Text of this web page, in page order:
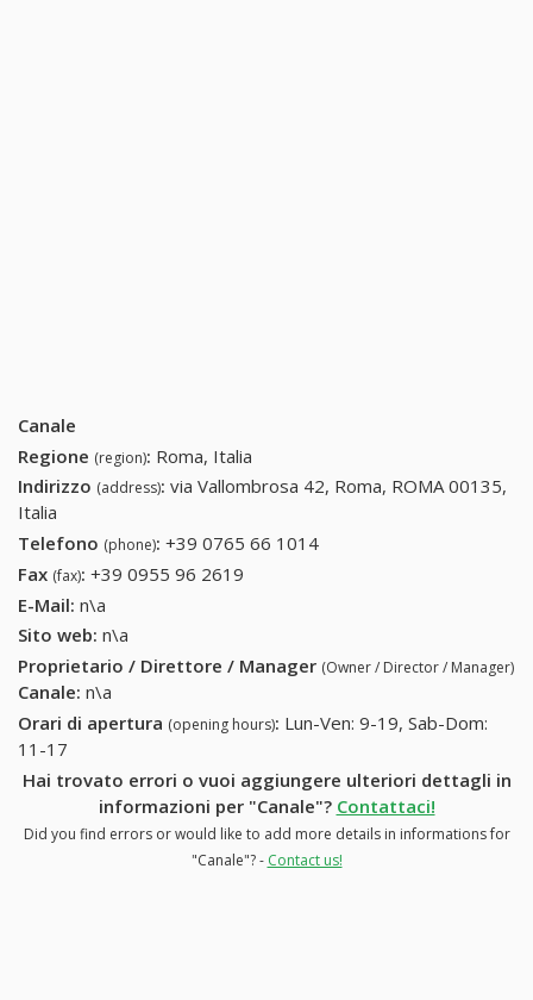
Canale
Regione (region): Roma, Italia
Indirizzo (address): via Vallombrosa 42, Roma, ROMA 00135,
Italia
Telefono (phone): +39 0765 66 1014
Fax (fax): +39 0955 96 2619
E-Mail: n\a
Sito web: n\a
Proprietario / Direttore / Manager (Owner / Director / Manager)
Canale: n\a
Orari di apertura (opening hours): Lun-Ven: 9-19, Sab-Dom:
11-17
Hai trovato errori o vuoi aggiungere ulteriori dettagli in
informazioni per "Canale"? Contattaci!
Did you find errors or would like to add more details in informations for
"Canale"? - Contact us!